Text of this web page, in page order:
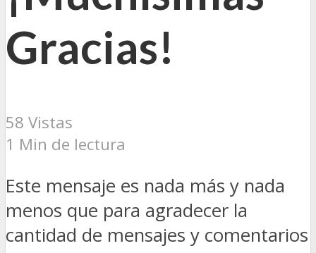
Gracias!
58 Vistas
1 Min de lectura
Este mensaje es nada más y nada
menos que para agradecer la
cantidad de mensajes y comentarios